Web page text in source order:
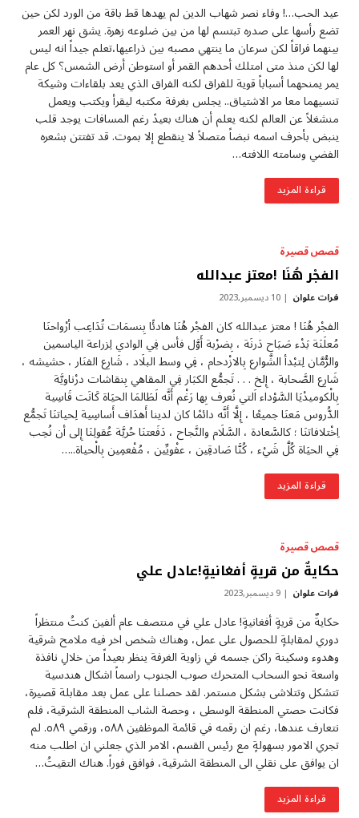
عيد الحب…! وفاء نصر شهاب الدين لم يهدها قط باقة من الورد لكن حين
تضع رأسها على صدره تبتسم لها من بين ضلوعه زهرة. يشق نهر العمر
بينهما فراقاً لكن سرعان ما ينتهي مصبه بين ذراعيها،تعلم جيداً انه ليس
لها لكن منذ متى امتلك أحدهم القمر أو استوطن أرض الشمس؟ كل عام
يمر يمنحهما أسباباً قوية للفراق لكنه الفراق الذي يعد بلقاءات وشيكة
تنسيهما معا مر الاشتياق.. يجلس بغرفة مكتبه ليقرأ ويكتب ويعمل
منشغلاً عن العالم لكنه يعلم أن هناك بعيدً رغم المسافات يوجد قلب
ينبض بأحرف اسمه نبضاً متصلاً لا ينقطع إلا بموت. قد تفتتن بشعره
الفضي وسامته اللافته…
قراءة المزيد
قصص قصيرة
الفجْر هُنَا !معتز عبدالله
فرات علوان 10 ديسمبر,2023
الفجْر هُنَا ! معتز عبدالله كان الفجْر هُنَا هادئًا بِنسمَات تُدَاعِب أرْواحنَا
مُعلَنَة بَدْء صَبَاح دَرنَة ، بِضرْبة أَوَّل فأس فِي الوادي لِزراعة الياسمين
والرُّمَّان لِتبْدأ الشَّوارع بِالازْدحام ، فِي وسط البلَاد ، شَارِع الفنَار ، حشيشه ،
شَارِع الصَّحابة ، إِلخ . . . تَجمُّع الكبَار فِي المقاهي بِنقاشات درْناويَّة
بِالْكوميدْيَا السَّوْداء اَلتي نُعرف بِها رَغْم أَنَّه لَطَالمَا الحيَاة كَانَت قَاسِية
الدُّروس مَعنَا جميعًا ، إِلَّا أَنَّه دائمًا كان لدينا أَهدَاف أَساسِية لِحياتنَا تَجمُّع
اِخْتلافاتنَا ؛ كالسَّعادة ، السَّلَام والنَّجاح ، دَفَعتنَا حُريَّة عُقولِنَا إِلى أن نُحِب
فِي الحيَاة كُلَّ شَيْء ، كُنَّا صَادقِين ، عفْويِّين ، مُفْعمِين بِالْحياة..…
قراءة المزيد
قصص قصيرة
حكايةٌ من قريةٍ أفغانيةٍ!عادل علي
فرات علوان 9 ديسمبر,2023
حكايةٌ من قريةٍ أفغانيةٍ! عادل علي في منتصف عام ألفين كنتُ منتظراً
دوري لمقابلةٍ للحصول على عمل، وهناك شخص اخر فيه ملامح شرقية
وهدوء وسكينة راكن جسمه في زاوية الغرفة ينظر بعيداً من خلالِ نافذة
واسعة نحو السحاب المتحرك صوب الجنوب راسماً اشكال هندسية
تتشكل وتتلاشى بشكل مستمر. لقد حصلنا على عمل بعد مقابلة قصيرة،
فكانت حصتي المنطقة الوسطى ، وحصة الشاب المنطقة الشرقية، فلم
نتعارف عندها، رغم ان رقمه في قائمة الموظفين ٥٨٨، ورقمي ٥٨٩. لم
تجري الامور بسهولةٍ مع رئيس القسم، الامر الذي جعلني ان اطلب منه
ان يوافق على نقلي الى المنطقة الشرقية، فوافق فوراً. هناك التقيتُ…
قراءة المزيد